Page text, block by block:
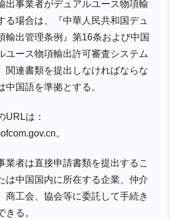
出事業者がデュアルユース物項輸
る場合は、『中華人民共和国デュ
輸出管理条例』第16条および中国
ユース物項輸出許可審査システム
関連書類を提出しなければならな
中国語を準拠とする。
URLは：
。
業者は直接申請書類を提出するこ
は中国国内に所在する企業、仲介
商工会、協会等に委託して手続き
きる。